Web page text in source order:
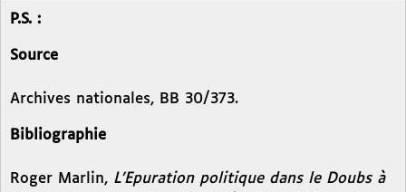
P.S. :
Source
Archives nationales, BB 30/373.
Bibliographie
Roger Marlin, L’Epuration politique dans le Doubs à